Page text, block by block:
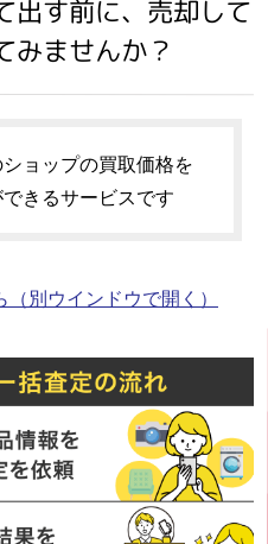
出す前に、売却して
みませんか？
ショップの買取価格を
きるサービスです
（別ウインドウで開く）